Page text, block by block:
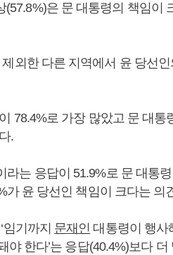
은 문 대통령의 책임이
외한 다른 지역에서 윤 당선
78.4%로 가장 많았고 문 대통
.
는 응답이 51.9%로 문 대통
윤 당선인 책임이 크다는 의
기까지 문재인 대통령이 행사
야 한다’는 응답(40.4%)보다 더